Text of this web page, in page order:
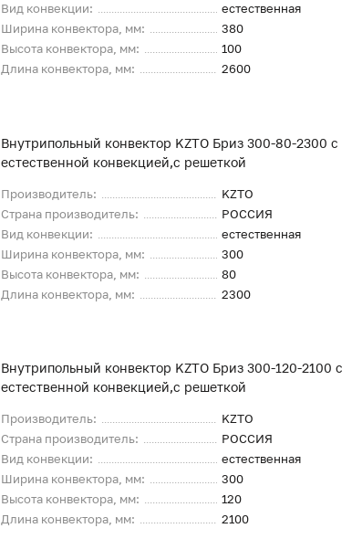
Вид конвекции:
естественная
Ширина конвектора, мм:
380
Высота конвектора, мм:
100
Длина конвектора, мм:
2600
Внутрипольный конвектор KZTO Бриз 300-80-2300 с
естественной конвекцией,с решеткой
Производитель:
KZTO
Страна производитель:
РОССИЯ
Вид конвекции:
естественная
Ширина конвектора, мм:
300
Высота конвектора, мм:
80
Длина конвектора, мм:
2300
Внутрипольный конвектор KZTO Бриз 300-120-2100 с
естественной конвекцией,с решеткой
Производитель:
KZTO
Страна производитель:
РОССИЯ
Вид конвекции:
естественная
Ширина конвектора, мм:
300
Высота конвектора, мм:
120
Длина конвектора, мм:
2100